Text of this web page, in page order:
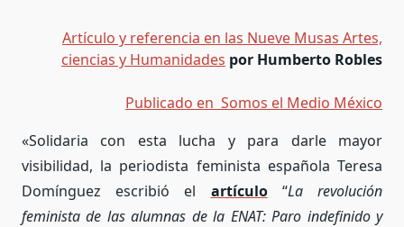
Artículo y referencia en las Nueve Musas Artes,
ciencias y Humanidades por Humberto Robles
Publicado en Somos el Medio México
«Solidaria con esta lucha y para darle mayor
visibilidad, la periodista feminista española Teresa
Domínguez escribió el artículo“La revolución
feminista de las alumnas de la ENAT: Paro indefinido y